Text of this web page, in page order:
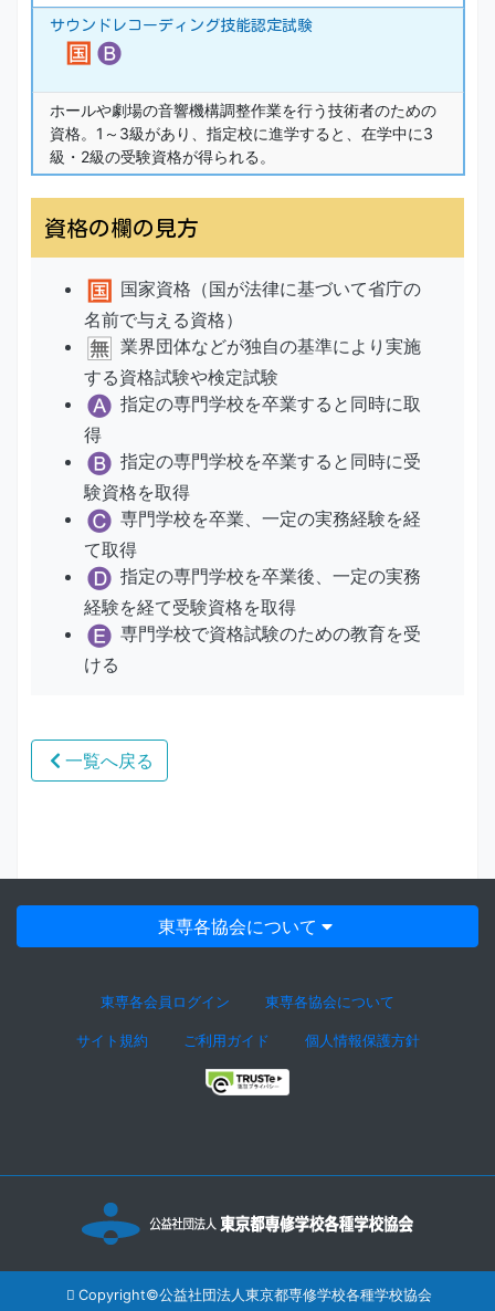
サウンドレコーディング技能認定試験
ホールや劇場の音響機構調整作業を行う技術者のための
資格。1～3級があり、指定校に進学すると、在学中に3
級・2級の受験資格が得られる。
資格の欄の見方
国家資格（国が法律に基づいて省庁の
名前で与える資格）
業界団体などが独自の基準により実施
する資格試験や検定試験
指定の専門学校を卒業すると同時に取
得
指定の専門学校を卒業すると同時に受
験資格を取得
専門学校を卒業、一定の実務経験を経
て取得
指定の専門学校を卒業後、一定の実務
経験を経て受験資格を取得
専門学校で資格試験のための教育を受
ける
一覧へ戻る
東専各協会について
東専各会員ログイン 東専各協会について
サイト規約 ご利用ガイド 個人情報保護方針
Copyright©公益社団法人東京都専修学校各種学校協会